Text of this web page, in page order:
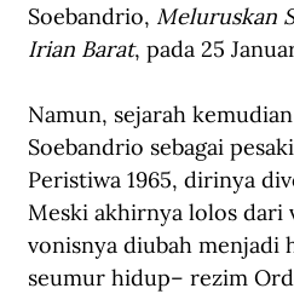
Soebandrio, Meluruskan
Irian Barat, pada 25
Namun, sejarah
Soebandrio sebagai
Peristiwa 1965, dirinya
Meski akhirnya lolos dari
vonisnya diubah menjadi
seumur hidup– rezim